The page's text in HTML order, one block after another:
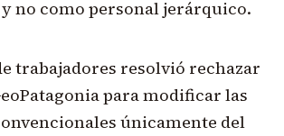
no como personal jerárquico.
trabajadores resolvió rechazar
para modificar las
únicamente del